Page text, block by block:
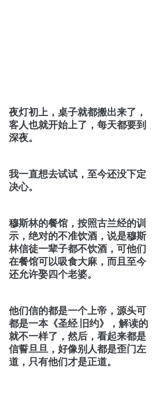
夜灯初上，桌子就都搬出来了，
客人也就开始上了，每天都要到
深夜。
我一直想去试试，至今还没下定
决心。
穆斯林的餐馆，按照古兰经的训
示，绝对的不准饮酒，说是穆斯
林信徒一辈子都不饮酒，可他们
在餐馆可以吸食大麻，而且至今
还允许娶四个老婆。
他们信的都是一个上帝，源头可
都是一本《圣经.旧约》，解读的
就不一样了，然后，看起来都是
信誓旦旦，好像别人都是歪门左
道，只有他们才是正道。